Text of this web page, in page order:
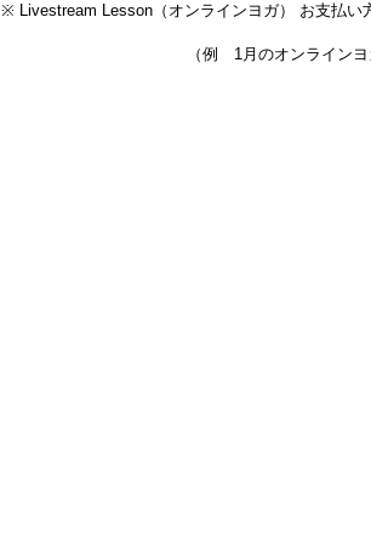
※ Livestream Lesson（オンラインヨガ） お支払い
（例 1月のオンライン